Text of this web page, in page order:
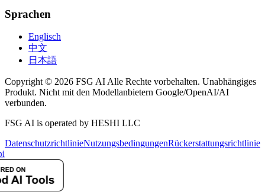
Sprachen
Englisch
中文
日本語
Copyright © 2026 FSG AI Alle Rechte vorbehalten. Unabhängiges
Produkt. Nicht mit den Modellanbietern Google/OpenAI/AI
verbunden.
FSG AI is operated by HESHI LLC
DatenschutzrichtlinieNutzungsbedingungenRückerstattungsrichtlinie